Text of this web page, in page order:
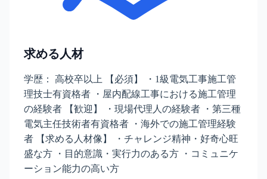
求める人材
学歴： 高校卒以上 【必須】 ・1級電気工事施工管
理技士有資格者 ・屋内配線工事における施工管理
の経験者 【歓迎】 ・現場代理人の経験者 ・第三種
電気主任技術者有資格者 ・海外での施工管理経験
者 【求める人材像】 ・チャレンジ精神・好奇心旺
盛な方 ・目的意識・実行力のある方 ・コミュニケ
ーション能力の高い方